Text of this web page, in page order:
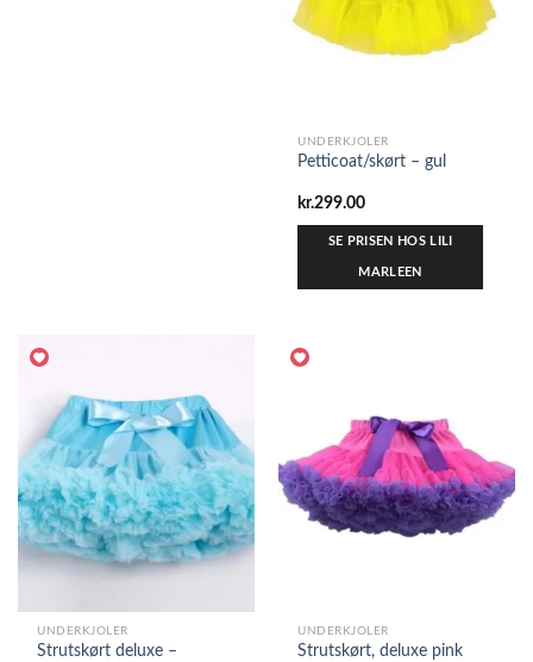
UNDERKJOLER
Petticoat/skørt – gul
kr.299.00
SE PRISEN HOS LILI
MARLEEN
UNDERKJOLER
Strutskørt deluxe –
UNDERKJOLER
Strutskørt, deluxe pink